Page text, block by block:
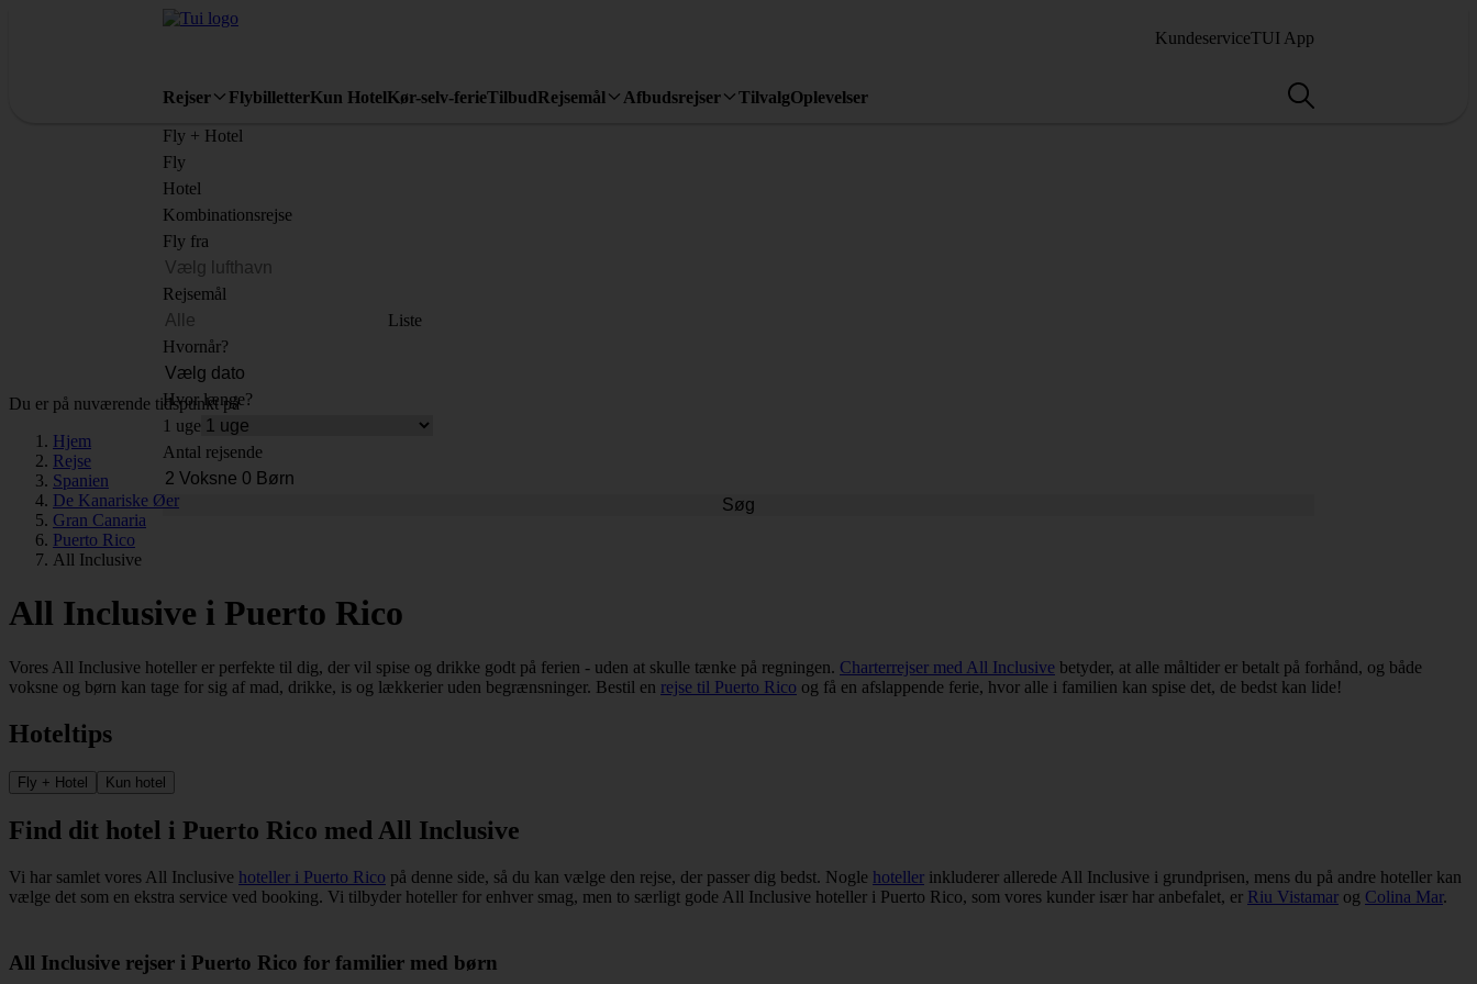
KundeserviceTUI App
Rejser FlybilletterKun HotelKør-selv-ferieTilbudRejsemål Afbudsrejser TilvalgOplevelser
Fly + Hotel
Fly
Hotel
Kombinationsrejse
Fly fra
Rejsemål
Liste
Hvornår?
Hvor længe?
1 uge
Antal rejsende
Søg
Du er på nuværende tidspunkt på
Hjem
Rejse
Spanien
De Kanariske Øer
Gran Canaria
Puerto Rico
All Inclusive
All Inclusive i Puerto Rico
Vores All Inclusive hoteller er perfekte til dig, der vil spise og drikke godt på ferien - uden at skulle tænke på regningen. Charterrejser med All Inclusive betyder, at alle måltider er betalt på forhånd, og både
voksne og børn kan tage for sig af mad, drikke, is og lækkerier uden begrænsninger. Bestil en rejse til Puerto Rico og få en afslappende ferie, hvor alle i familien kan spise det, de bedst kan lide!
Hoteltips
Fly + Hotel Kun hotel
Find dit hotel i Puerto Rico med All Inclusive
Vi har samlet vores All Inclusive hoteller i Puerto Rico på denne side, så du kan vælge den rejse, der passer dig bedst. Nogle hoteller inkluderer allerede All Inclusive i grundprisen, mens du på andre hoteller kan
vælge det som en ekstra service ved booking. Vi tilbyder hoteller for enhver smag, men to særligt gode All Inclusive hoteller i Puerto Rico, som vores kunder især har anbefalet, er Riu Vistamar og Colina Mar.
All Inclusive rejser i Puerto Rico for familier med børn